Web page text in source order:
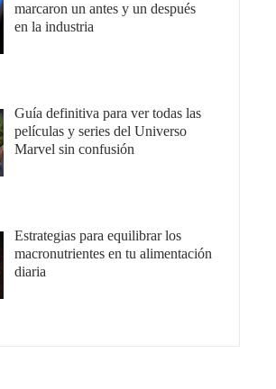
marcaron un antes y un después
en la industria
Guía definitiva para ver todas las
películas y series del Universo
Marvel sin confusión
Estrategias para equilibrar los
macronutrientes en tu alimentación
diaria